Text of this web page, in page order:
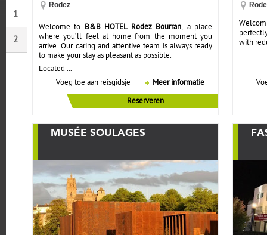
1
2
Rodez
Welcome to B&B HOTEL Rodez Bourran, a place
where you’ll feel at home from the moment you
arrive. Our caring and attentive team is always ready
to make your stay as pleasant as possible.
Located ...
Voeg toe aan reisgidsje Meer informatie
Reserveren
with
MUSÉE SOULAGES